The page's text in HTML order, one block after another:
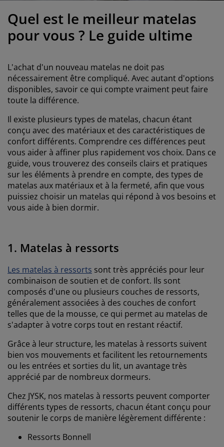
robesavec rangement
enfants
pour enfants
entretien meubles
pour vitrage
d'extérieur
entretien
Quel est le meilleur matelas
pour vous ? Le guide ultime
L'achat d'un nouveau matelas ne doit pas
nécessairement être compliqué. Avec autant d'options
disponibles, savoir ce qui compte vraiment peut faire
toute la différence.
Il existe plusieurs types de matelas, chacun étant
conçu avec des matériaux et des caractéristiques de
confort différents. Comprendre ces différences peut
vous aider à affiner plus rapidement vos choix. Dans ce
guide, vous trouverez des conseils clairs et pratiques
sur les éléments à prendre en compte, des types de
matelas aux matériaux et à la fermeté, afin que vous
puissiez choisir un matelas qui répond à vos besoins et
vous aide à bien dormir.
1. Matelas à ressorts
Les matelas à ressorts sont très appréciés pour leur
combinaison de soutien et de confort. Ils sont
composés d'une ou plusieurs couches de ressorts,
généralement associées à des couches de confort
telles que de la mousse, ce qui permet au matelas de
s'adapter à votre corps tout en restant réactif.
Grâce à leur structure, les matelas à ressorts suivent
bien vos mouvements et facilitent les retournements
ou les entrées et sorties du lit, un avantage très
apprécié par de nombreux dormeurs.
Chez JYSK, nos matelas à ressorts peuvent comporter
différents types de ressorts, chacun étant conçu pour
soutenir le corps de manière légèrement différente :
Ressorts Bonnell